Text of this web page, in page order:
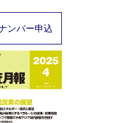
ンバー申込